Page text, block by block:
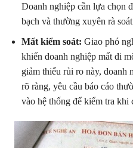
Doanh nghiệp cần lựa chọn
bạch và thường xuyên rà
Mất kiểm soát: Giao phó
khiến doanh nghiệp mất đi
giảm thiểu rủi ro này, doanh
rõ ràng, yêu cầu báo cáo
vào hệ thống để kiểm tra khi